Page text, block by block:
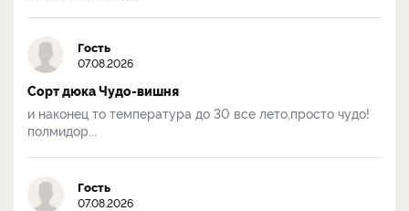
Гость
07.08.2026
Сорт дюка Чудо-вишня
и наконец то температура до 30 все лето,просто чудо!
полмидор...
Гость
07.08.2026